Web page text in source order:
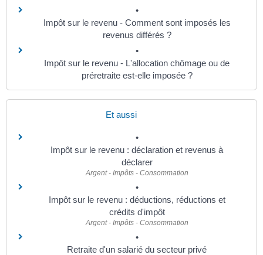
Impôt sur le revenu - Comment sont imposés les
revenus différés ?
Impôt sur le revenu - L'allocation chômage ou de
préretraite est-elle imposée ?
Et aussi
Impôt sur le revenu : déclaration et revenus à
déclarer
Argent - Impôts - Consommation
Impôt sur le revenu : déductions, réductions et
crédits d'impôt
Argent - Impôts - Consommation
Retraite d'un salarié du secteur privé